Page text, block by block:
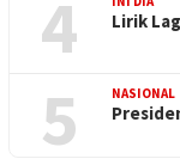
4 Lirik
5 NASIONAL